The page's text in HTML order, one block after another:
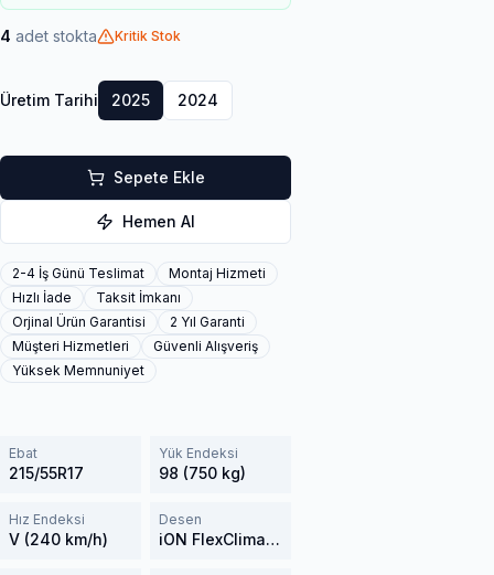
4 adet stokta Kritik Stok
Üretim Tarihi 2025 2024
Sepete Ekle
Hemen Al
2-4 İş Günü Teslimat
Montaj Hizmeti
Hızlı İade
Taksit İmkanı
Orjinal Ürün Garantisi
2 Yıl Garanti
Müşteri Hizmetleri
Güvenli Alışveriş
Yüksek Memnuniyet
Ebat
215/55R17
Yük Endeksi
98 (750 kg)
Hız Endeksi
V (240 km/h)
Desen
iON FlexClimate IL01A